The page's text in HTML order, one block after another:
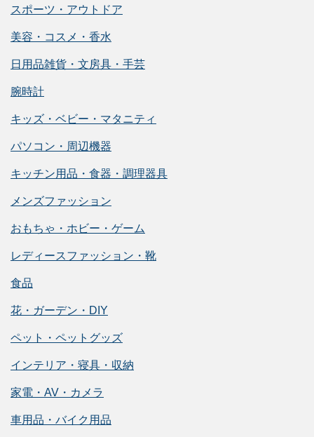
スポーツ・アウトドア
美容・コスメ・香水
日用品雑貨・文房具・手芸
腕時計
キッズ・ベビー・マタニティ
パソコン・周辺機器
キッチン用品・食器・調理器具
メンズファッション
おもちゃ・ホビー・ゲーム
レディースファッション・靴
食品
花・ガーデン・DIY
ペット・ペットグッズ
インテリア・寝具・収納
家電・AV・カメラ
車用品・バイク用品